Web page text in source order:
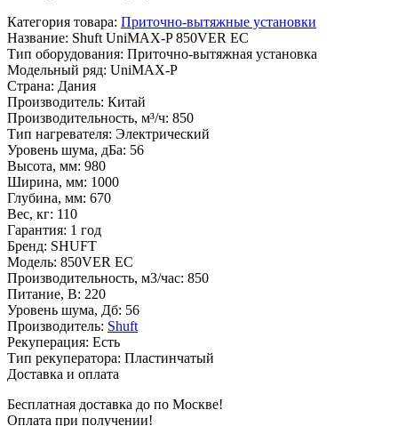
Категория товара: Приточно-вытяжные установки
Название: Shuft UniMAX-P 850VER EC
Тип оборудования: Приточно-вытяжная установка
Модельный ряд: UniMAX-P
Страна: Дания
Производитель: Китай
Производительность, м³/ч: 850
Тип нагревателя: Электрический
Уровень шума, дБа: 56
Высота, мм: 980
Ширина, мм: 1000
Глубина, мм: 670
Вес, кг: 110
Гарантия: 1 год
Бренд: SHUFT
Модель: 850VER EC
Производительность, м3/час: 850
Питание, В: 220
Уровень шума, Дб: 56
Производитель: Shuft
Рекуперация: Есть
Тип рекуператора: Пластинчатый
Доставка и оплата
Бесплатная доставка до по Москве!
Оплата при получении!